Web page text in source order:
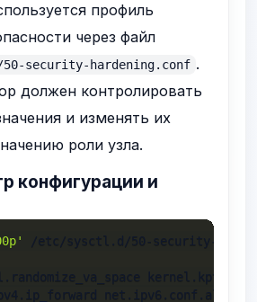
профиль
через файл
security-hardening.conf .
должен контролировать
и изменять их
роли узла.
конфигурации и